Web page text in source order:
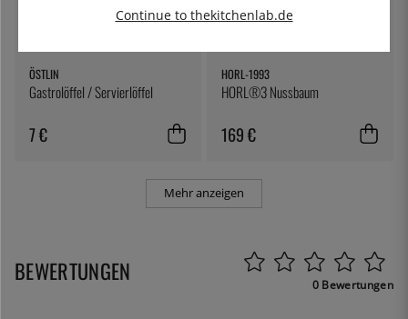
ÖSTLIN
Gastrolöffel / Servierlöffel
7 €
HORL-1993
HORL®3 Nussbaum
169 €
Mehr anzeigen
BEWERTUNGEN 0 Bewertungen
Continue to thekitchenlab.de